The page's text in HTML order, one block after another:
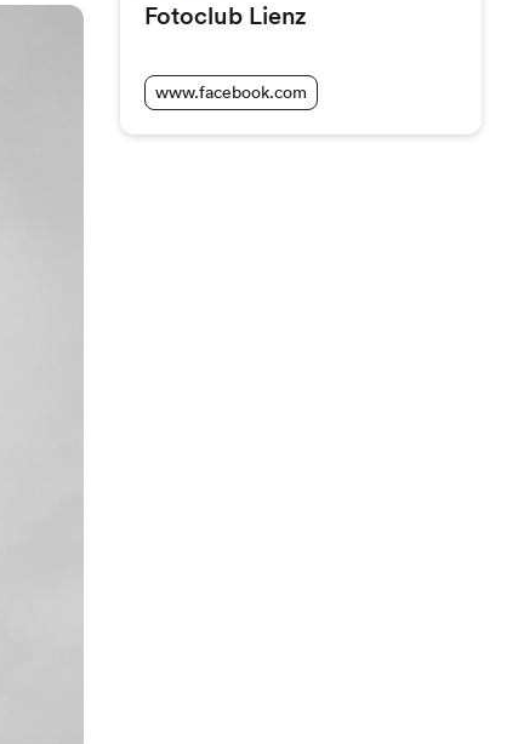
Fotoclub Lienz
www.facebook.com